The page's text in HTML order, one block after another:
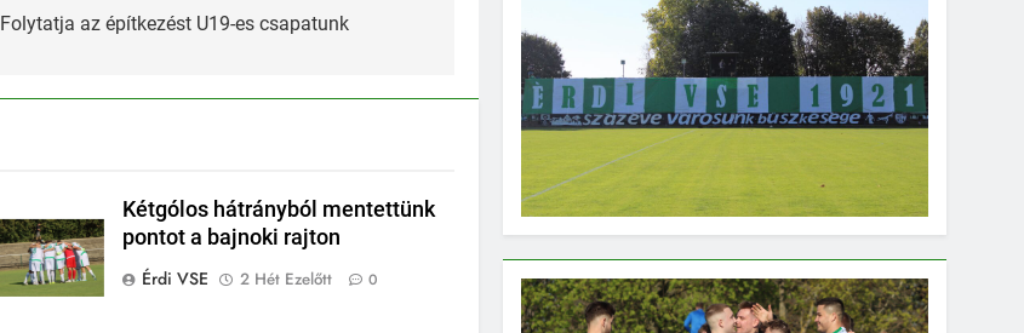
Folytatja az építkezést U19-es csapatunk
Kétgólos hátrányból mentettünk
pontot a bajnoki rajton
Érdi VSE
2 Hét Ezelőtt 0